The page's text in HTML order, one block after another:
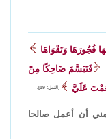
فُجُورَهَا وَتَقْوَاهَا
فَتَبَسَّمَ ضَاحِكًا مِنْ
عَلَيَّ
[النمل: 19].
أن أعمل صالحا